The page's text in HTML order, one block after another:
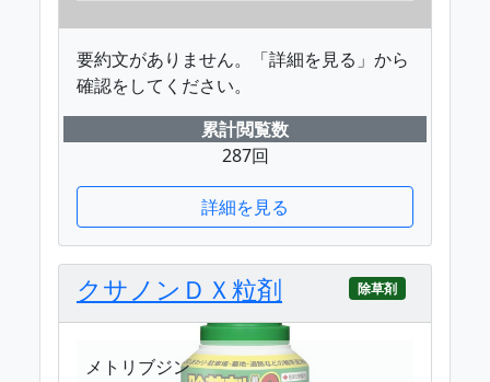
要約文がありません。「詳細を見る」から
確認をしてください。
累計閲覧数
287回
詳細を見る
クサノンＤＸ粒剤 除草剤
メトリブジン